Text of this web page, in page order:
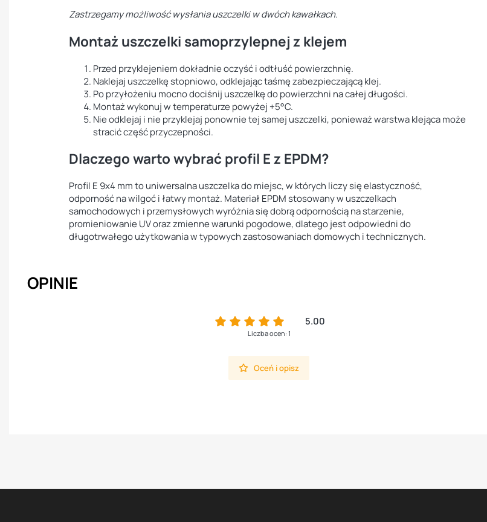
Zastrzegamy możliwość wysłania uszczelki w dwóch kawałkach.
Montaż uszczelki samoprzylepnej z klejem
Przed przyklejeniem dokładnie oczyść i odtłuść powierzchnię.
Naklejaj uszczelkę stopniowo, odklejając taśmę zabezpieczającą klej.
Po przyłożeniu mocno dociśnij uszczelkę do powierzchni na całej długości.
Montaż wykonuj w temperaturze powyżej +5°C.
Nie odklejaj i nie przyklejaj ponownie tej samej uszczelki, ponieważ warstwa klejąca może
stracić część przyczepności.
Dlaczego warto wybrać profil E z EPDM?
Profil E 9x4 mm to uniwersalna uszczelka do miejsc, w których liczy się elastyczność,
odporność na wilgoć i łatwy montaż. Materiał EPDM stosowany w uszczelkach
samochodowych i przemysłowych wyróżnia się dobrą odpornością na starzenie,
promieniowanie UV oraz zmienne warunki pogodowe, dlatego jest odpowiedni do
długotrwałego użytkowania w typowych zastosowaniach domowych i technicznych.
OPINIE
5.00
Liczba ocen: 1
Oceń i opisz